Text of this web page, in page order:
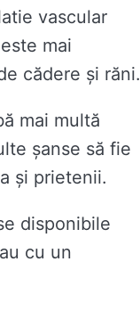
vascular
mai
cădere și răni.
mai multă
șanse să fie
și prietenii.
disponibile
cu un